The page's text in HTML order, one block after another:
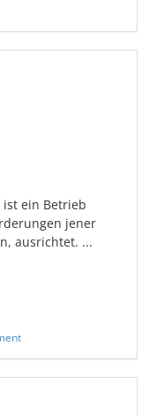
ist ein Betrieb
jener
ausrichtet. ...